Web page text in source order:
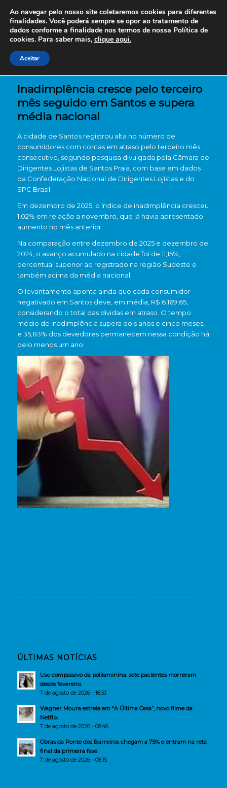
Inadimplência cresce pelo terceiro
mês seguido em Santos e supera
média nacional
A cidade de Santosregistrou alta no número de
consumidores com contas em atraso pelo terceiro mês
consecutivo, segundo pesquisa divulgada pela Câmara de
Dirigentes Lojistas de Santos Praia , com base em dados
da Confederação Nacional de Dirigentes Lojistase do
SPC Brasil
Em dezembro de 2025, o índice de inadimplência cresceu
1,02% em relação a novembro, que já havia apresentado
aumento no mês anterior.
Na comparação entre dezembro de 2025 e dezembro de
2024, o avanço acumulado na cidade foi de 11,15%,
percentual superior ao registrado na região Sudeste e
também acima da média nacional.
O levantamento aponta ainda que cada consumidor
negativado em Santos deve, em média, R$ 6.169,65,
considerando o total das dívidas em atraso. O tempo
médio de inadimplência supera dois anos e cinco meses,
e 35,83% dos devedores permanecem nessa condição há
pelo menos um ano.
ÚLTIMAS NOTÍCIAS
Uso compassivo da polilaminina: sete pacientes morreram
desde fevereiro
7 de agosto de 2026 - 18:33
Wagner Moura estreia em “A Última Casa”, novo filme da
Netflix
7 de agosto de 2026 - 08:46
Obras da Ponte dos Barreiros chegam a 75% e entram na reta
final da primeira fase
7 de agosto de 2026 - 08:15
Ao navegar pelo nosso site coletaremos cookies para diferentes
finalidades. Você poderá sempre se opor ao tratamento de
dados conforme a finalidade nos termos de nossa Política de
cookies. Para saber mais, clique aqui.
Aceitar